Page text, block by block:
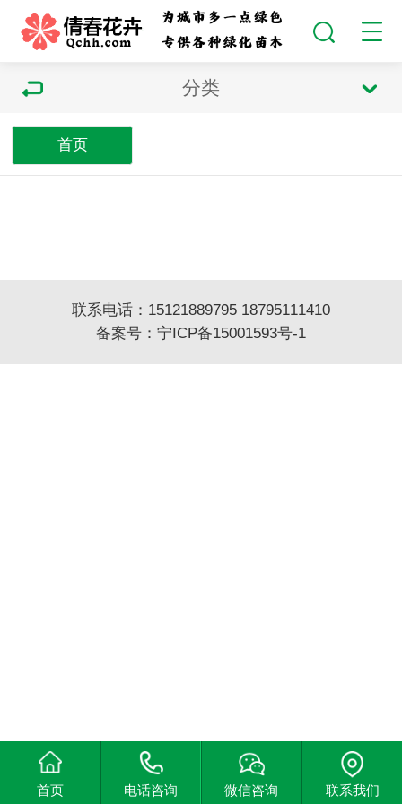
分类
首页
联系电话：15121889795 18795111410
备案号： 宁ICP备15001593号-1
首页 电话咨询 微信咨询 联系我们